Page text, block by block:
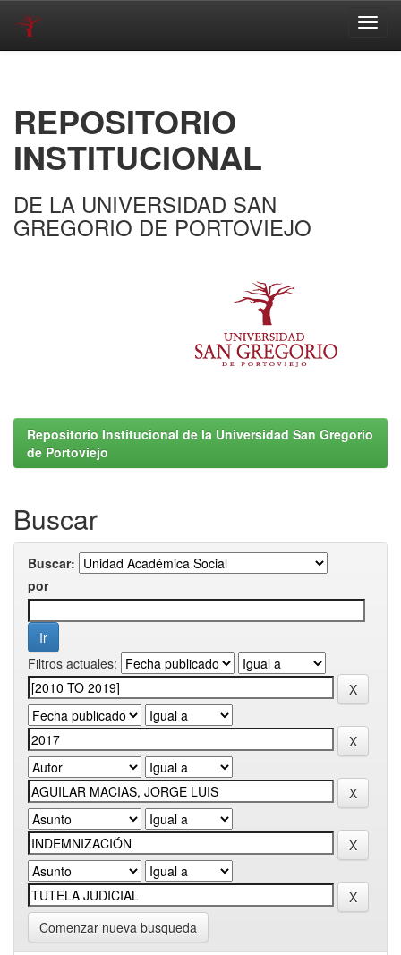
REPOSITORIO
INSTITUCIONAL
DE LA UNIVERSIDAD SAN
GREGORIO DE PORTOVIEJO
Repositorio Institucional de la Universidad San Gregorio
de Portoviejo
Buscar
Buscar:
por
Filtros actuales:
Comenzar nueva busqueda